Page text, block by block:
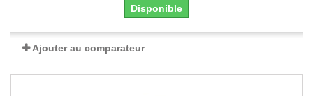
Disponible
Ajouter au comparateur